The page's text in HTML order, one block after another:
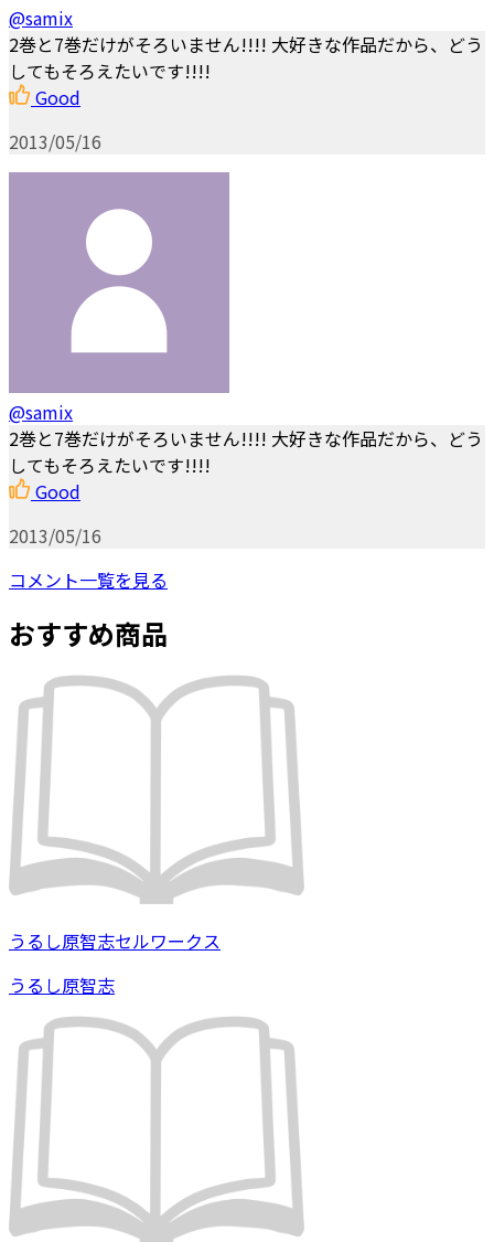
@samix
2巻と7巻だけがそろいません!!!! 大好きな作品だから、どう
してもそろえたいです!!!!
Good
2013/05/16
@samix
2巻と7巻だけがそろいません!!!! 大好きな作品だから、どう
してもそろえたいです!!!!
Good
2013/05/16
コメント一覧を見る
おすすめ商品
うるし原智志セルワークス
うるし原智志